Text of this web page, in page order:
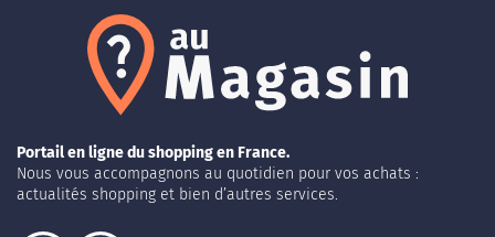
Portail en ligne du shopping en France.
Nous vous accompagnons au quotidien pour vos achats :
actualités shopping et bien d’autres services.